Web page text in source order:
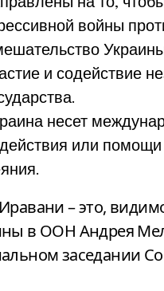
войны
и содействие
несет
или помощи
– это,
в ООН Андрея
заседании